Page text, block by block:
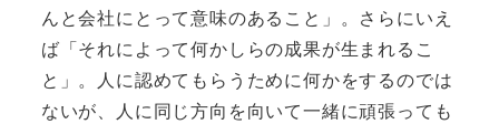
んと会社にとって意味のあること」。さらにいえ
ば「それによって何かしらの成果が生まれるこ
と」。人に認めてもらうために何かをするのでは
ないが、人に同じ方向を向いて一緒に頑張っても